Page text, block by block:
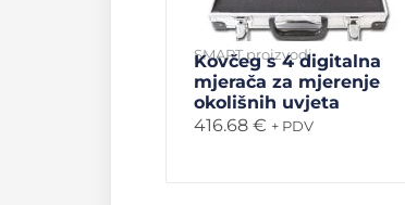
SMART proizvodi
Kovčeg s 4 digitalna
mjerača za mjerenje
okolišnih uvjeta
416.68 € + PDV